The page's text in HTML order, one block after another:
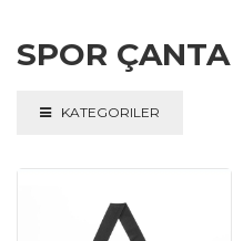
SPOR ÇANTA
KATEGORILER